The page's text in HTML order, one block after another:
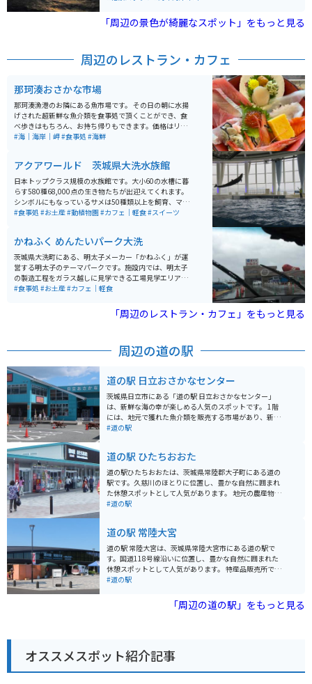
には、仲間と食材を持ち寄ってみてもいいでしょう。
も多く、一日ゆっくり過ごすのにオススメです。
「周辺の景色が綺麗なスポット」をもっと見る
周辺のレストラン・カフェ
那珂湊おさかな市場
那珂湊漁港のお隣にある魚市場です。 その日の朝に水揚
げされた超新鮮な魚介類を食事処で頂くことができ、食
べ歩きはもちろん、お持ち帰りもできます。価格はリー
ズナブルでオススメの岩牡蠣はその場でちゅるんと頂け
#海｜海岸｜岬#食事処 #海鮮
アクアワールド 茨城県大洗水族館
日本トップクラス規模の水族館です。大小60の水槽に暮
らす580種68,000点の生き物たちが出迎えてくれます。
シンボルにもなっているサメは50種類以上を飼育、マン
ボウの専用水槽のサイズは日本一です。 絶景スポットあ
#食事処 #お土産#動植物園#カフェ｜軽食#スイーツ
かねふく めんたいパーク大洗
茨城県大洗町にある、明太子メーカー「かねふく」が運
営する明太子のテーマパークです。施設内では、明太子
の製造工程をガラス越しに見学できる工場見学エリアが
あり、原料や製造の流れ、明太子に関する豆知識をパネ
があり、明太子を使ったおにぎりやソフトクリームな
入することができ、お土産探しにも便利です。明太子の
として、多くの観光客が訪れています。
#食事処 #お土産#カフェ｜軽食
「周辺のレストラン・カフェ」をもっと見る
周辺の道の駅
道の駅 日立おさかなセンター
茨城県日立市にある「道の駅 日立おさかなセンター」
は、新鮮な海の幸が楽しめる人気のスポットです。 1階
には、地元で獲れた魚介類を販売する市場があり、新鮮
な魚介類をお手頃価格で購入できます。2階には、海鮮丼
車場が完備されているので安心です。日立市内には、日
立おさかなセンター以外にも、海沿いを走る爽快なシー
サイドロードや、日本三大庭園の一つである偕楽園な
ど、観光スポットが点在しています。 日立おさかなセン
ターは、新鮮な海の幸を味わいたい方はもちろん、ドラ
す。
#道の駅
道の駅 ひたちおおた
道の駅ひたちおおたは、茨城県常陸郡大子町にある道の
駅です。久慈川のほとりに位置し、豊かな自然に囲まれ
た休憩スポットとして人気があります。 地元の農産物が
購入できる直売所や、常陸秋そばや奥久慈しゃもといっ
できます。また、周辺には奥久慈パノラマラインなど、
景色が美しいワインディングロードも多いため、ツーリ
ングの拠点としてもおすすめです。 特産品としては、奥
久慈りんごや、こんにゃく、ゆばなどが有名です。道の
駅で購入できるほか、周辺の農園や店舗でも取り扱って
#道の駅
道の駅 常陸大宮
道の駅 常陸大宮は、茨城県常陸大宮市にある道の駅で
す。国道118号線沿いに位置し、豊かな自然に囲まれた
休憩スポットとして人気があります。 特産品販売所で
は、地元で採れた新鮮な野菜や果物が販売されていま
旬の時期には様々な品種の梨が並びます。また、常陸秋
そばも有名で、お土産に購入したり、併設のレストラン
自然豊かな観光スポットも多く、久慈川沿いを走るルー
トは景色も良くおすすめです。 道の駅 常陸大宮は、地元
の特産品やグルメを楽しみながら、休憩できる場所で
#道の駅
「周辺の道の駅」をもっと見る
オススメスポット紹介記事